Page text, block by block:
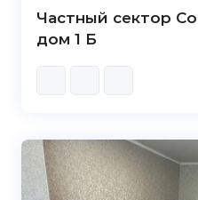
Частный сектор
дом 1 Б